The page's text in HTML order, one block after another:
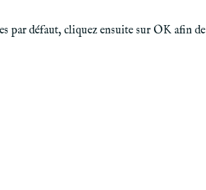
par défaut, cliquez ensuite sur OK afin de